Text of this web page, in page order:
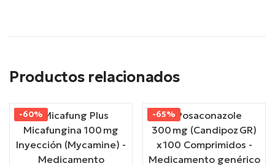
Productos relacionados
-60% -65%